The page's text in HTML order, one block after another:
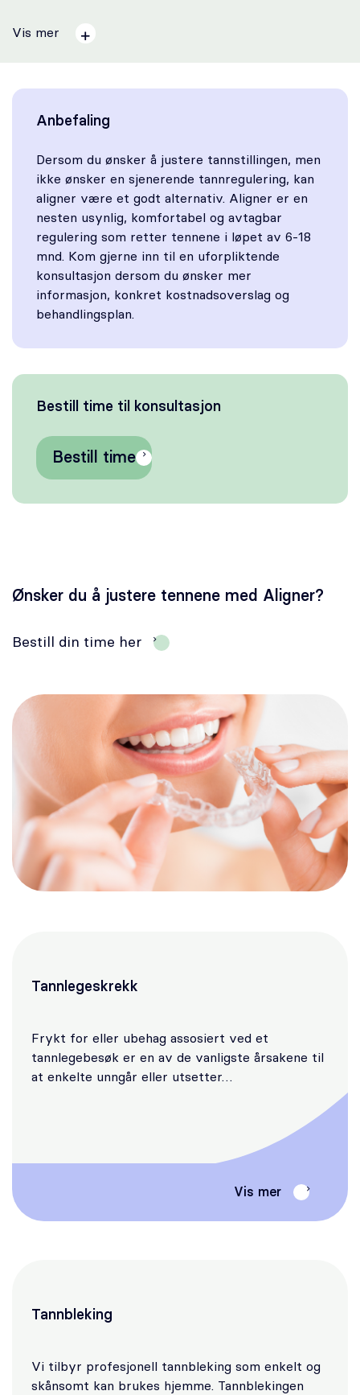
Vis mer
Anbefaling
Dersom du ønsker å justere tannstillingen, men
ikke ønsker en sjenerende tannregulering, kan
aligner være et godt alternativ. Aligner er en
nesten usynlig, komfortabel og avtagbar
regulering som retter tennene i løpet av 6-18
mnd. Kom gjerne inn til en uforpliktende
konsultasjon dersom du ønsker mer
informasjon, konkret kostnadsoverslag og
behandlingsplan.
Bestill time til konsultasjon
Bestill time
Ønsker du å justere tennene med Aligner?
Bestill din time her
Tannlegeskrekk
Frykt for eller ubehag assosiert ved et
tannlegebesøk er en av de vanligste årsakene til
at enkelte unngår eller utsetter…
Vis mer
Tannbleking
Vi tilbyr profesjonell tannbleking som enkelt og
skånsomt kan brukes hjemme. Tannblekingen